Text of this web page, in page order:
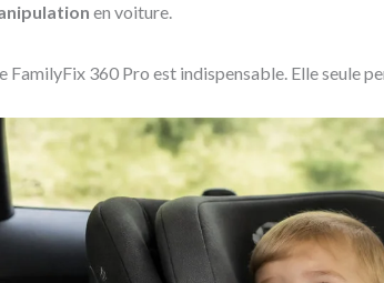
en voiture.
FamilyFix 360 Pro est indispensable. Elle seule